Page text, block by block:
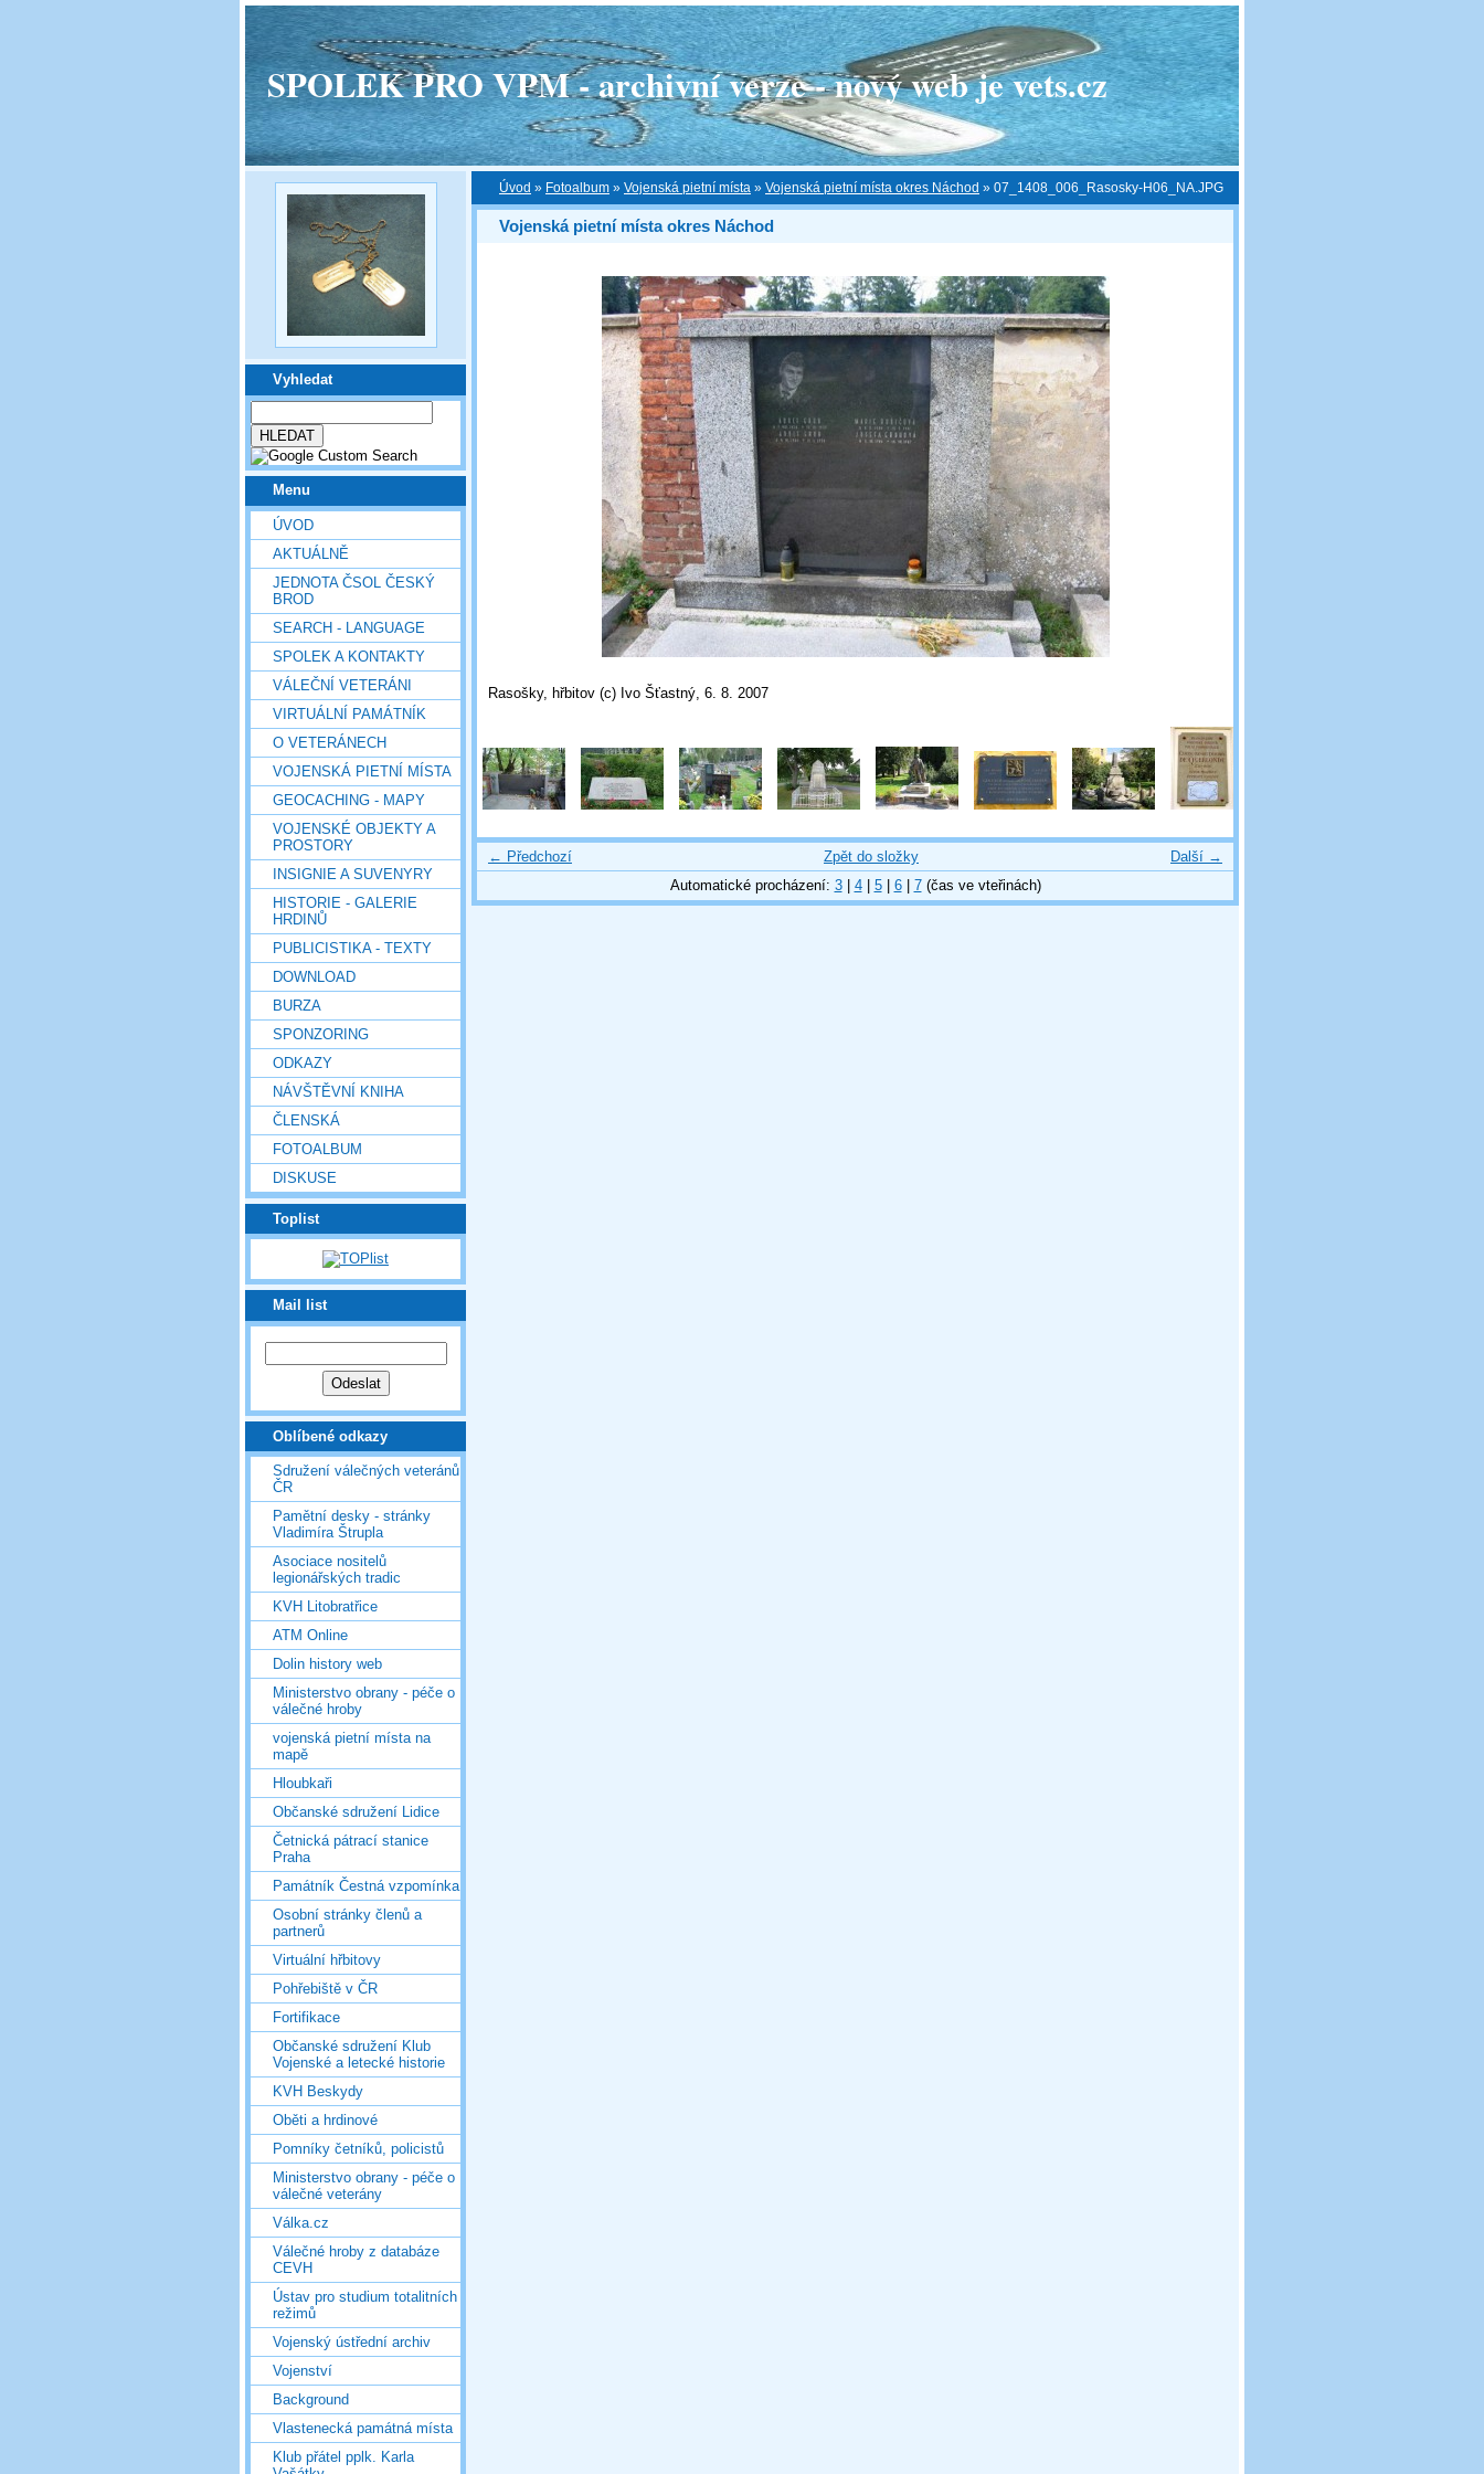
SPOLEK PRO VPM - archivní verze - nový web je vets.cz
Vyhledat
Menu
ÚVOD
AKTUÁLNĚ
JEDNOTA ČSOL ČESKÝ
BROD
SEARCH - LANGUAGE
SPOLEK A KONTAKTY
VÁLEČNÍ VETERÁNI
VIRTUÁLNÍ PAMÁTNÍK
O VETERÁNECH
VOJENSKÁ PIETNÍ MÍSTA
GEOCACHING - MAPY
VOJENSKÉ OBJEKTY A
PROSTORY
INSIGNIE A SUVENYRY
HISTORIE - GALERIE
HRDINŮ
PUBLICISTIKA - TEXTY
DOWNLOAD
BURZA
SPONZORING
ODKAZY
NÁVŠTĚVNÍ KNIHA
ČLENSKÁ
FOTOALBUM
DISKUSE
Toplist
Mail list
Oblíbené odkazy
Sdružení válečných veteránů
ČR
Pamětní desky - stránky
Vladimíra Štrupla
Asociace nositelů
legionářských tradic
KVH Litobratřice
ATM Online
Dolin history web
Ministerstvo obrany - péče o
válečné hroby
vojenská pietní místa na
mapě
Hloubkaři
Občanské sdružení Lidice
Četnická pátrací stanice
Praha
Památník Čestná vzpomínka
Osobní stránky členů a
partnerů
Virtuální hřbitovy
Pohřebiště v ČR
Fortifikace
Občanské sdružení Klub
Vojenské a letecké historie
KVH Beskydy
Oběti a hrdinové
Pomníky četníků, policistů
Ministerstvo obrany - péče o
válečné veterány
Válka.cz
Válečné hroby z databáze
CEVH
Ústav pro studium totalitních
režimů
Vojenský ústřední archiv
Vojenství
Background
Vlastenecká památná místa
Klub přátel pplk. Karla
Úvod » Fotoalbum » Vojenská pietní místa » Vojenská pietní místa okres Náchod » 07_1408_006_Rasosky-H06_NA.JPG
Vojenská pietní místa okres Náchod
Rasošky, hřbitov (c) Ivo Šťastný, 6. 8. 2007
← Předchozí Další →
Zpět do složky
Automatické procházení: 3| 4| 5| 6| 7(čas ve vteřinách)